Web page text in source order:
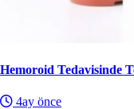
Hemoroid Tedavisinde
4ay önce